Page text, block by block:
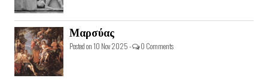
Μαρσύας
Posted on 10 Nov 2025 - 0 Comments